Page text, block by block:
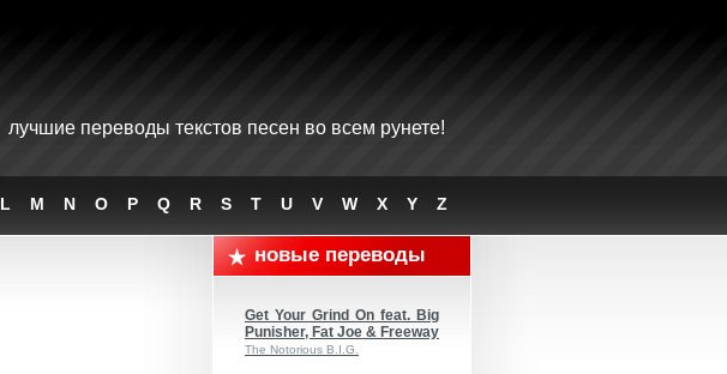
лучшие переводы текстов песен во всем рунете!
L M N O P Q R S T U V W X Y Z
новые переводы
Get Your Grind On feat. Big
Punisher, Fat Joe & Freeway
The Notorious B.I.G.